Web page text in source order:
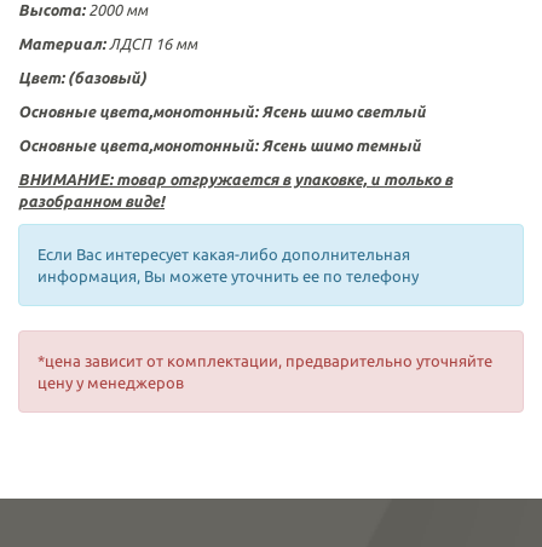
Высота:2000 мм
Материал:ЛДСП 16 мм
Цвет: (базовый)
Основные цвета,монотонный: Ясень шимо светлый
Основные цвета,монотонный: Ясень шимо темный
ВНИМАНИЕ: товар отгружается в упаковке, и только в
разобранном виде!
Если Вас интересует какая-либо дополнительная
информация, Вы можете уточнить ее по телефону
*цена зависит от комплектации, предварительно уточняйте
цену у менеджеров